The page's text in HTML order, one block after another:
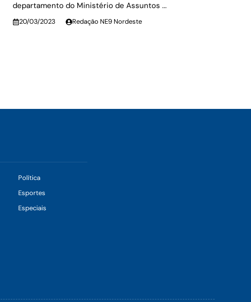
departamento do Ministério de Assuntos ...
20/03/2023 Redação NE9 Nordeste
Política
Esportes
Especiais